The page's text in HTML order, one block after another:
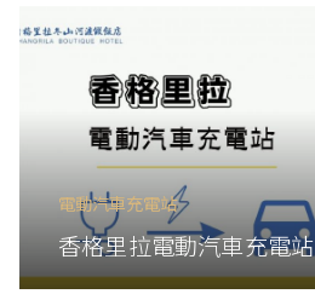
電動汽車充電站
香格里拉電動汽車充電站